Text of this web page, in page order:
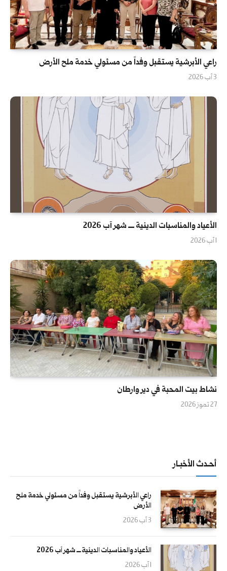
راعي الأبرشية يستقبل وفداً من مسئولي خدمة ملح الأرض
3 آب 2026
الأعياد والمناسبات الدينية ــــ شهر آب 2026
1 آب 2026
نشاط بيت المحبة في دير وارطان
27 تموز 2026
أحــدث الأخبــار
راعي الأبرشية يستقبل وفداً من مسئولي خدمة ملح
الأرض
3 آب 2026
الأعياد والمناسبات الدينية ــــ شهر آب 2026
1 آب 2026